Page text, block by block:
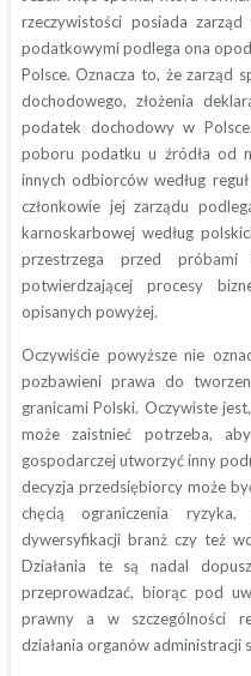
rzeczywistości posiada
podatkowymi podlega ona
Polsce. Oznacza to, że zarząd
dochodowego, złożenia
podatek dochodowy w
poboru podatku u źródła od
innych odbiorców według
członkowie jej zarządu
karnoskarbowej według
przestrzega przed próbami
potwierdzającej procesy
opisanych powyżej.
Oczywiście powyższe nie
pozbawieni prawa do
granicami Polski. Oczywiste
może zaistnieć potrzeba,
gospodarczej utworzyć inny
decyzja przedsiębiorcy może
chęcią ograniczenia
dywersyfikacji branż czy też
Działania te są nadal
przeprowadzać, biorąc pod
prawny a w szczególności
działania organów administracji